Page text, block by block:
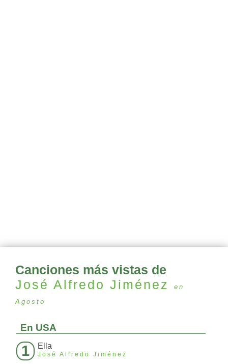
Canciones más vistas de
José Alfredo Jiménez
en
Agosto
En USA
1 Ella
José Alfredo Jiménez